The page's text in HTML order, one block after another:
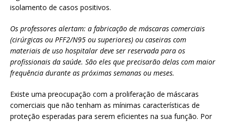
isolamento de casos positivos.
Os professores alertam: a fabricação de máscaras comerciais
(cirúrgicas ou PFF2/N95 ou superiores) ou caseiras com
materiais de uso hospitalar deve ser reservada para os
profissionais da saúde. São eles que precisarão delas com maior
frequência durante as próximas semanas ou meses.
Existe uma preocupação com a proliferação de máscaras
comerciais que não tenham as mínimas características de
proteção esperadas para serem eficientes na sua função. Por